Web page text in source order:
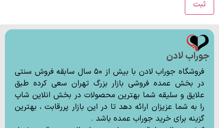
جوراب لادن
فروشگاه جوراب لادن با بیش از ۵۰ سال سابقه فروش سنتی
در بخش عمده فروشی بازار بزرگ تهران سعی کرده طبق
علایق و سلیقه شما بهترین محصولات در بخش انلاین شاپ
را به شما عزیزان ارائه دهد تا در این بازار پررقابت ، بهترین
گزینه برای خرید جوراب عمده باشد .